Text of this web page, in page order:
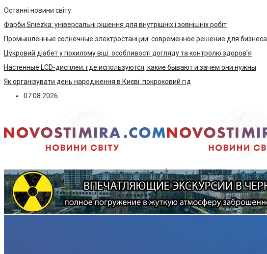
Останні новини світу
Фарби Sniezka: універсальні рішення для внутрішніх і зовнішніх робіт
Промышленные солнечные электростанции: современное решение для бизнеса
Цукровий діабет у похилому віці: особливості догляду та контролю здоров’я
Настенные LCD-дисплеи: где используются, какие бывают и зачем они нужны
Як організувати день народження в Києві: покроковий гід
07.08.2026